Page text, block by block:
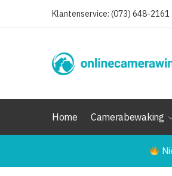
Klantenservice: (073) 648-2161
Home Camerabewaking